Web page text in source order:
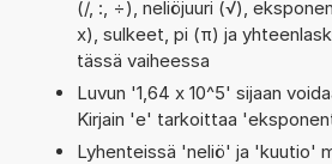
(/, :, ÷), neliöjuuri (√),
x), sulkeet, pi (π) ja
tässä vaiheessa
Luvun '1,64 x 10^5' sijaan
Kirjain 'e' tarkoittaa
Lyhenteissä 'neliö' ja 'kuutio'